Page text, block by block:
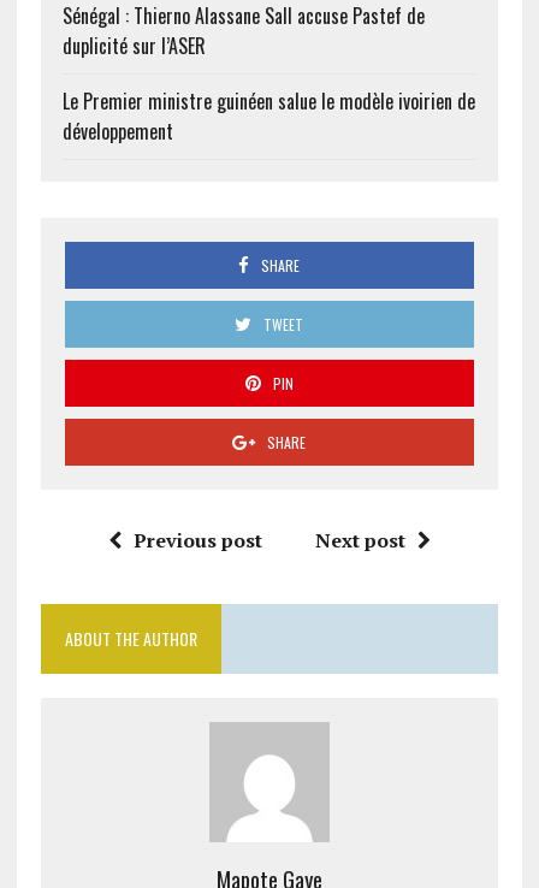
Sénégal : Thierno Alassane Sall accuse Pastef de
duplicité sur l’ASER
Le Premier ministre guinéen salue le modèle ivoirien de
développement
SHARE
TWEET
PIN
SHARE
Previous post Next post
ABOUT THE AUTHOR
Mapote Gaye